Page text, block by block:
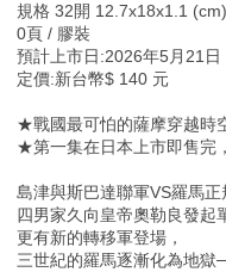
規格 32開 12.7x18x1.1
0頁 / 膠裝
預計上市日:2026年5月21日
定價:新台幣$ 140 元
★戰國最可怕的薩摩穿越時
★第一集在日本上市即售完
島津與斯巴達聯軍VS羅馬
四男家久向皇帝奧勒良發
更有新的轉移軍登場，
三世紀的羅馬逐漸化為地獄